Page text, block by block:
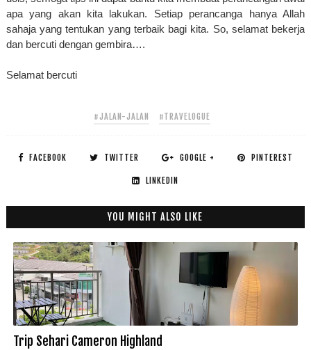
apa yang akan kita lakukan. Setiap perancanga hanya Allah
sahaja yang tentukan yang terbaik bagi kita. So, selamat bekerja
dan bercuti dengan gembira….
Selamat bercuti
#JALAN-JALAN #TRAVELOGUE
FACEBOOK TWITTER GOOGLE + PINTEREST
LINKEDIN
YOU MIGHT ALSO LIKE
Trip Sehari Cameron Highland